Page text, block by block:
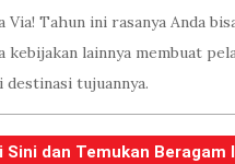
Via! Tahun ini rasanya Anda
kebijakan lainnya membuat
destinasi tujuannya.
Sini dan Temukan